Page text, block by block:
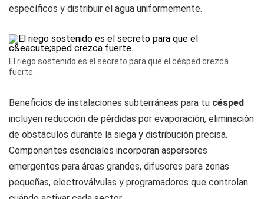
específicos y distribuir el agua uniformemente.
El riego sostenido es el secreto para que el césped crezca
fuerte.
Beneficios de instalaciones subterráneas para tu césped
incluyen reducción de pérdidas por evaporación, eliminación
de obstáculos durante la siega y distribución precisa.
Componentes esenciales incorporan aspersores
emergentes para áreas grandes, difusores para zonas
pequeñas, electroválvulas y programadores que controlan